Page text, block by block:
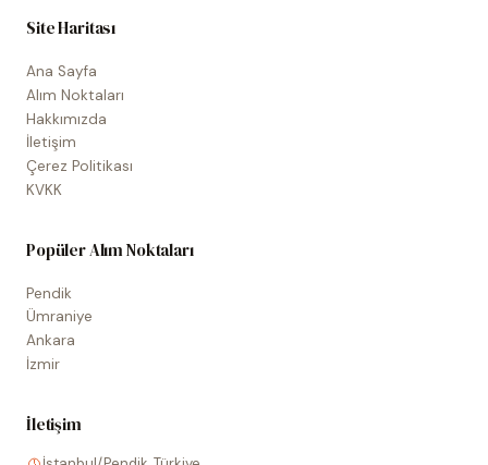
Site Haritası
Ana Sayfa
Alım Noktaları
Hakkımızda
İletişim
Çerez Politikası
KVKK
Popüler Alım Noktaları
Pendik
Ümraniye
Ankara
İzmir
İletişim